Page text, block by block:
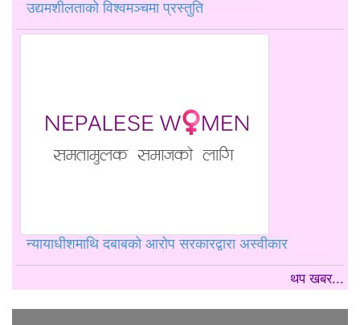
उद्यमशीलताको विश्वमञ्चमा प्रस्तुति
न्यायाधीशमाथि दबाबको आरोप सरकारद्वारा अस्वीकार
थप खबर...